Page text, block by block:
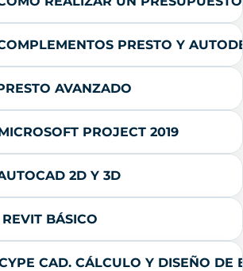
PRESTO Y
AVANZADO
PROJECT 2019
2D Y 3D
BÁSICO
CAD. CÁLCULO Y DISEÑO DE